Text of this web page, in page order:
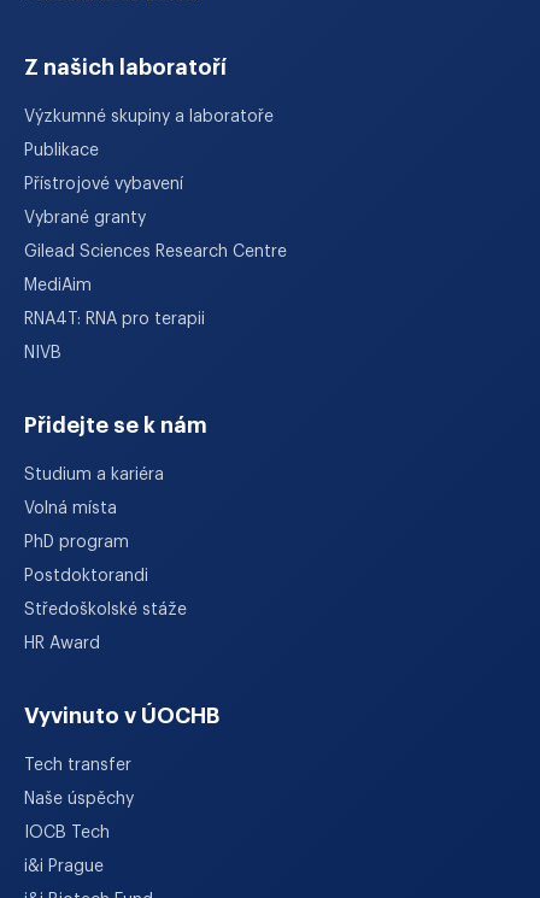
Z našich laboratoří
Výzkumné skupiny a laboratoře
Publikace
Přístrojové vybavení
Vybrané granty
Gilead Sciences Research Centre
MediAim
RNA4T: RNA pro terapii
NIVB
Přidejte se k nám
Studium a kariéra
Volná místa
PhD program
Postdoktorandi
Středoškolské stáže
HR Award
Vyvinuto v ÚOCHB
Tech transfer
Naše úspěchy
IOCB Tech
i&i Prague